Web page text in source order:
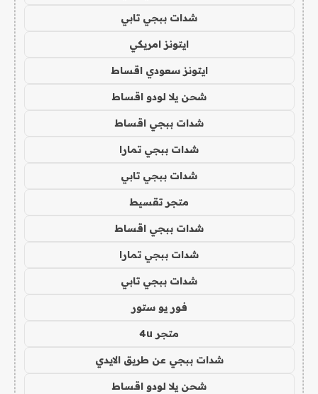
شدات ببجي تابي
ايتونز امريكي
ايتونز سعودي اقساط
شحن يلا لودو اقساط
شدات ببجي اقساط
شدات ببجي تمارا
شدات ببجي تابي
متجر تقسيط
شدات ببجي اقساط
شدات ببجي تمارا
شدات ببجي تابي
فور يو ستور
متجر 4u
شدات ببجي عن طريق الايدي
شحن يلا لودو اقساط